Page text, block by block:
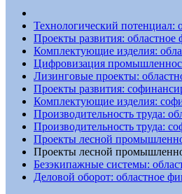
Технологический потенциал:
Проекты развития: областное
Комплектующие изделия:
Цифровизация
Лизинговые проекты:
Проекты развития:
Комплектующие изделия:
Производительность труда:
Производительность труда:
Проекты лесной
Проекты лесной
Безэкипажные системы:
Деловой оборот: областное